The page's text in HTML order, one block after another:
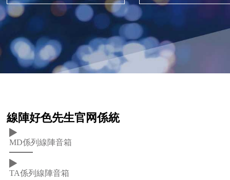
線陣好色先生官网係統
MD係列線陣音箱
TA係列線陣音箱